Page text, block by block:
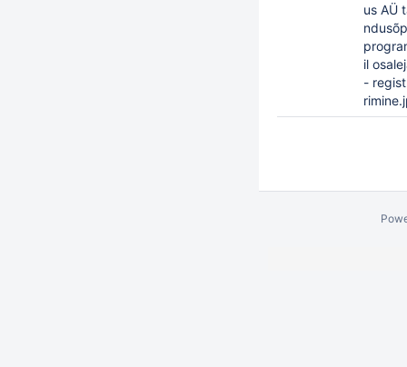
us AÜ
il
-